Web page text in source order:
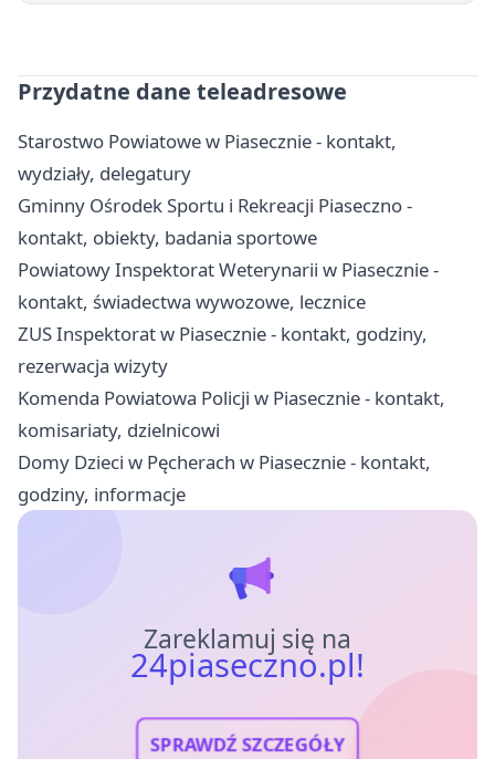
Przydatne dane teleadresowe
Starostwo Powiatowe w Piasecznie - kontakt,
wydziały, delegatury
Gminny Ośrodek Sportu i Rekreacji Piaseczno -
kontakt, obiekty, badania sportowe
Powiatowy Inspektorat Weterynarii w Piasecznie -
kontakt, świadectwa wywozowe, lecznice
ZUS Inspektorat w Piasecznie - kontakt, godziny,
rezerwacja wizyty
Komenda Powiatowa Policji w Piasecznie - kontakt,
komisariaty, dzielnicowi
Domy Dzieci w Pęcherach w Piasecznie - kontakt,
godziny, informacje
Zareklamuj się na
24piaseczno.pl!
SPRAWDŹ SZCZEGÓŁY